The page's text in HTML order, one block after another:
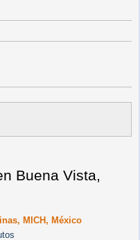
Buena Vista,
MICH, México